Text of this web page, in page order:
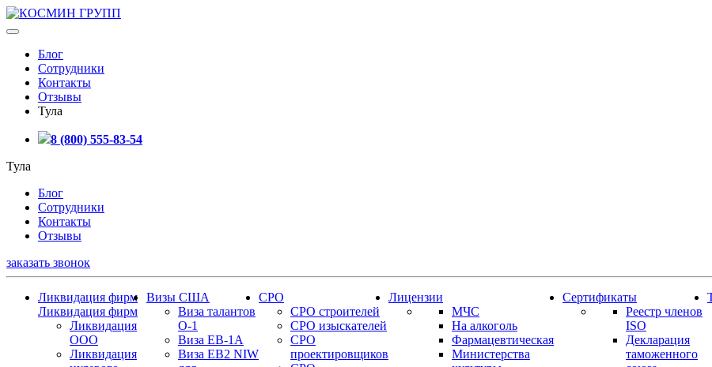
Блог
Сотрудники
Контакты
Отзывы
Тула
8 (800) 555-83-54
Тула
Блог
Сотрудники
Контакты
Отзывы
заказать звонок
Ликвидация фирм
Ликвидация фирм
Ликвидация
ООО
Ликвидация
Визы США
Виза талантов
О-1
Виза EB-1A
Виза EB2 NIW
СРО
СРО строителей
СРО изыскателей
СРО
проектировщиков
Лицензии
МЧС
На алкоголь
Фармацевтическая
Министерства
Сертификаты
Реестр членов
ISO
Декларация
таможенного